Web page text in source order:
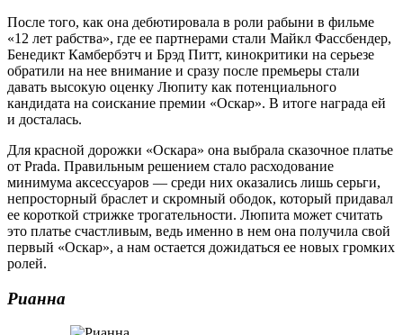
После того, как она дебютировала в роли рабыни в фильме
«12 лет рабства», где ее партнерами стали Майкл Фассбендер,
Бенедикт Камбербэтч и Брэд Питт, кинокритики на серьезе
обратили на нее внимание и сразу после премьеры стали
давать высокую оценку Люпиту как потенциального
кандидата на соискание премии «Оскар». В итоге награда ей
и досталась.
Для красной дорожки «Оскара» она выбрала сказочное платье
от Prada. Правильным решением стало расходование
минимума аксессуаров — среди них оказались лишь серьги,
непросторный браслет и скромный ободок, который придавал
ее короткой стрижке трогательности. Люпита может считать
это платье счастливым, ведь именно в нем она получила свой
первый «Оскар», а нам остается дожидаться ее новых громких
ролей.
Рианна